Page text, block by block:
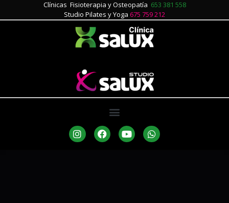
Clínicas Fisioterapia y Osteopatía 653 381 558
Studio Pilates y Yoga 675 759 212